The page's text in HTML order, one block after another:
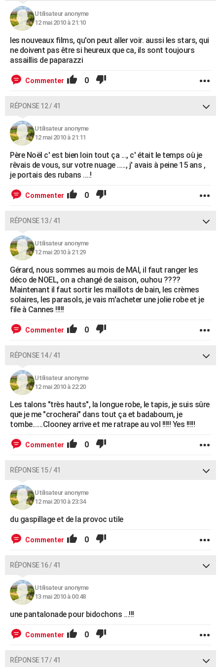
Utilisateur anonyme
12 mai 2010 à 21:10
les nouveaux films, qu'on peut aller voir. aussi les stars, qui
ne doivent pas être si heureux que ca, ils sont toujours
assaillis de paparazzi
Commenter 0
RÉPONSE 12 / 41
Utilisateur anonyme
12 mai 2010 à 21:11
Père Noël c' est bien loin tout ça ..., c' était le temps où je
rêvais de vous, sur votre nuage ....., j' avais à peine 15 ans ,
je portais des rubans ....!
Commenter 0
RÉPONSE 13 / 41
Utilisateur anonyme
12 mai 2010 à 21:29
Gérard, nous sommes au mois de MAI, il faut ranger les
déco de NOEL, on a changé de saison, ouhou ????
Maintenant il faut sortir les maillots de bain, les crèmes
solaires, les parasols, je vais m'acheter une jolie robe et je
file à Cannes !!!!!
Commenter 0
RÉPONSE 14 / 41
Utilisateur anonyme
12 mai 2010 à 22:20
Les talons "très hauts", la longue robe, le tapis, je suis sûre
que je me "crocherai" dans tout ça et badaboum, je
tombe......Clooney arrive et me ratrape au vol !!!!! Yes !!!!!
Commenter 0
RÉPONSE 15 / 41
Utilisateur anonyme
12 mai 2010 à 23:34
du gaspillage et de la provoc utile
Commenter 0
RÉPONSE 16 / 41
Utilisateur anonyme
13 mai 2010 à 00:48
une pantalonade pour bidochons ...!!!
Commenter 0
RÉPONSE 17 / 41